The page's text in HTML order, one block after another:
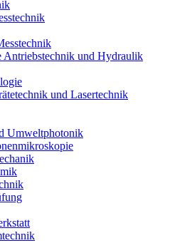
Antriebstechnik und Hydraulik
und Lasertechnik
Umweltphotonik